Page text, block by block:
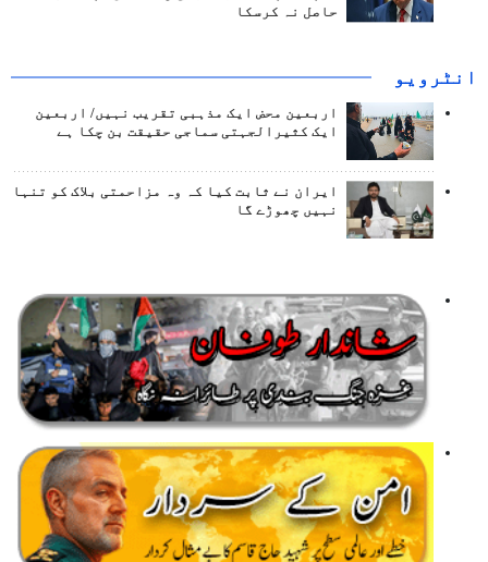
حاصل نہ کرسکا
انٹرويو
اربعین محض ایک مذہبی تقریب نہیں/ اربعین
ایک کثیرالجہتی سماجی حقیقت بن چکا ہے
ایران نے ثابت کیا کہ وہ مزاحمتی بلاک کو تنہا
نہیں چھوڑے گا